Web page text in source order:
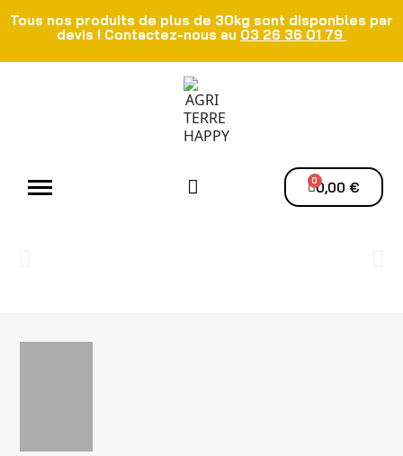
Tous nos produits de plus de 30kg sont disponbles par
devis ! Contactez-nous au 03 26 36 01 79
0,00 €